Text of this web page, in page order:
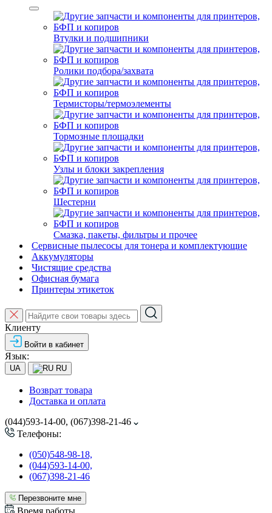
Втулки и подшипники
Ролики подбора/захвата
Термисторы/термоэлементы
Тормозные площадки
Узлы и блоки закрепления
Шестерни
Смазка, пакеты, фильтры и прочее
Сервисные пылесосы для тонера и комплектующие
Аккумуляторы
Чистящие средства
Офисная бумага
Принтеры этикеток
Клиенту
Войти в кабинет
Язык:
UA RU
Возврат товара
Доставка и оплата
(044)593-14-00, (067)398-21-46
Телефоны:
(050)548-98-18,
(044)593-14-00,
(067)398-21-46
Перезвоните мне
Время работы